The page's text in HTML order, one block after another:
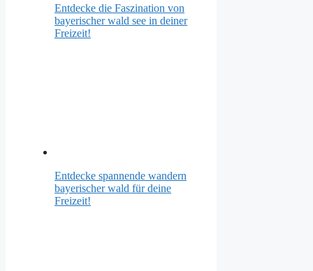
Entdecke die Faszination von
bayerischer wald see in deiner
Freizeit!
Entdecke spannende wandern
bayerischer wald für deine
Freizeit!